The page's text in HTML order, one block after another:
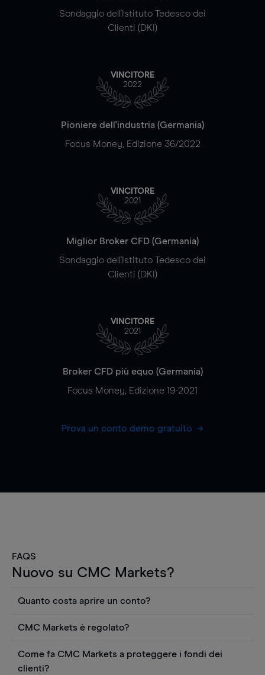
Sondaggio dell'Istituto Tedesco dei
Clienti (DKI)
VINCITORE
2022
Pioniere dell'industria (Germania)
Focus Money, Edizione 36/2022
VINCITORE
2021
Miglior Broker CFD (Germania)
Sondaggio dell'Istituto Tedesco dei
Clienti (DKI)
VINCITORE
2021
Broker CFD più equo (Germania)
Focus Money, Edizione 19-2021
Prova un conto demo gratuito
FAQS
Nuovo su CMC Markets?
Quanto costa aprire un conto?
Puoi anche visualizzare gratuitamente i prezzi e
utilizzare strumenti come grafici, notizie Reuters
o rapporti quantitativi sui titoli azionari di
CMC Markets è regolato?
regolamentato dall'Autorità federale tedesca di
Come fa CMC Markets a proteggere i fondi dei
clienti?